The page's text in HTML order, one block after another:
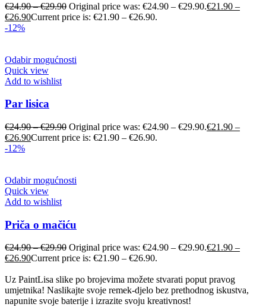
€24.90–€29.90 Original price was: €24.90 – €29.90.€21.90 –
€26.90Current price is: €21.90 – €26.90.
-12%
Odabir mogućnosti
Quick view
Add to wishlist
Par lisica
€24.90–€29.90 Original price was: €24.90 – €29.90.€21.90 –
€26.90Current price is: €21.90 – €26.90.
-12%
Odabir mogućnosti
Quick view
Add to wishlist
Priča o mačiću
€24.90–€29.90 Original price was: €24.90 – €29.90.€21.90 –
€26.90Current price is: €21.90 – €26.90.
Uz PaintLisa slike po brojevima možete stvarati poput pravog
umjetnika! Naslikajte svoje remek-djelo bez prethodnog iskustva,
napunite svoje baterije i izrazite svoju kreativnost!